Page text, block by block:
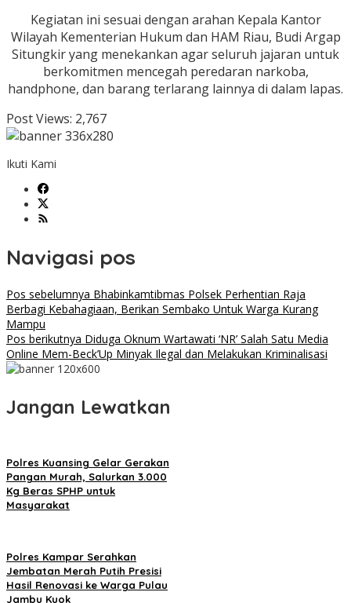
Kegiatan ini sesuai dengan arahan Kepala Kantor
Wilayah Kementerian Hukum dan HAM Riau, Budi Argap
Situngkir yang menekankan agar seluruh jajaran untuk
berkomitmen mencegah peredaran narkoba,
handphone, dan barang terlarang lainnya di dalam lapas.
Post Views: 2,767
Ikuti Kami
Navigasi pos
Pos sebelumnya Bhabinkamtibmas Polsek Perhentian Raja
Berbagi Kebahagiaan, Berikan Sembako Untuk Warga Kurang
Mampu
Pos berikutnya Diduga Oknum Wartawati ‘NR’ Salah Satu Media
Online Mem-Beck’Up Minyak Ilegal dan Melakukan Kriminalisasi
Jangan Lewatkan
Polres Kuansing Gelar Gerakan
Pangan Murah, Salurkan 3.000
Kg Beras SPHP untuk
Masyarakat
Polres Kampar Serahkan
Jembatan Merah Putih Presisi
Hasil Renovasi ke Warga Pulau
Jambu Kuok